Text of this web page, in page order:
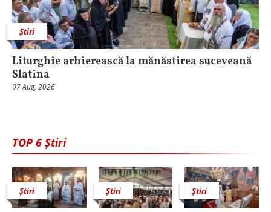
Știri
Liturghie arhierească la mănăstirea suceveană
Slatina
07 Aug, 2026
TOP 6 Știri
Știri Știri Știri